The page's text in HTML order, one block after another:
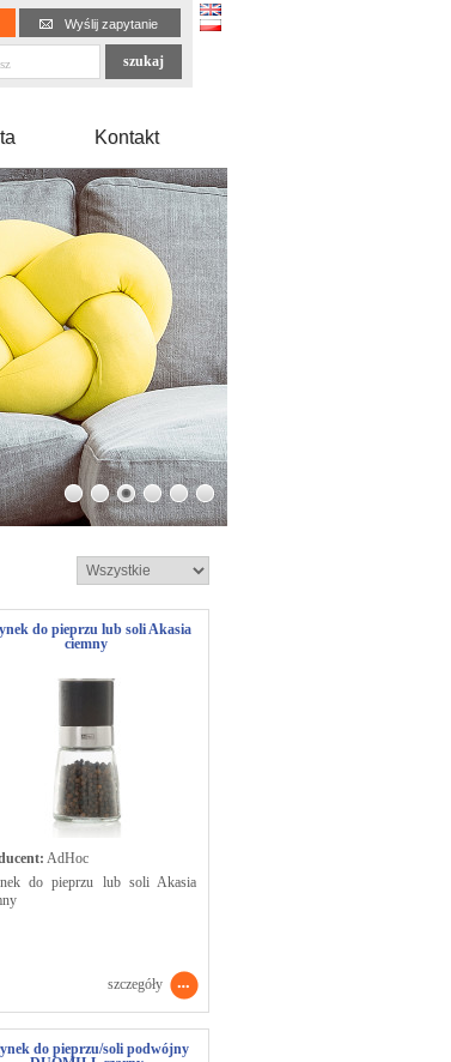
Wyślij zapytanie
Kontakt
do pieprzu lub soli Akasia
ciemny
AdHoc
do pieprzu lub soli Akasia
szczegóły
do pieprzu/soli podwójny